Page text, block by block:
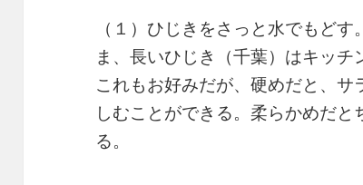
（１）ひじきをさっと水でもど
ま、長いひじき（千葉）はキッチ
これもお好みだが、硬めだと、
しむことができる。柔らかめだ
る。